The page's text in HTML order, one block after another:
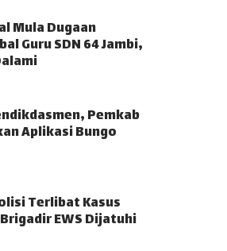
Mula Dugaan
Guru SDN 64 Jambi,
Pemkab
Aplikasi Bungo
Terlibat Kasus
EWS Dijatuhi